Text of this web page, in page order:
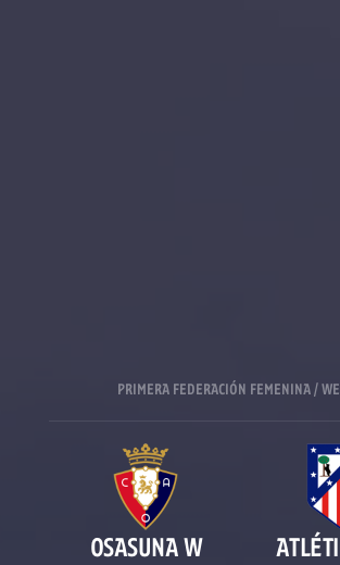
PRIMERA FEDERACIÓN FEMENINA /
OSASUNA W